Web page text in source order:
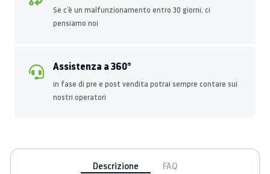
Se c’è un malfunzionamento entro 30 giorni, ci
pensiamo noi
Assistenza a 360°
in fase di pre e post vendita potrai sempre contare sui
nostri operatori
Descrizione FAQ